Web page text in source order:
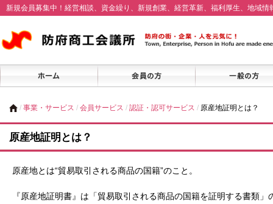
新規会員募集中！経営相談、資金繰り、新規創業、経営革新、福利厚生、地域
/ 事業・サービス / 会員サービス / 認証・認可サービス / 原産地証明とは？
原産地証明とは？
原産地とは“貿易取引される商品の国籍”のこと。
『原産地証明書』は「貿易取引される商品の国籍を証明する書類」